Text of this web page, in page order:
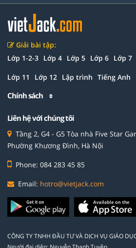
Giải bài tập:
Lớp 1-2-3 Lớp 4 Lớp 5 Lớp 6 Lớp 7
Lớp 11 Lớp 12 Lập trình Tiếng Anh
Chính sách
Liên hệ với chúng tôi
Tầng 2, G4 - G5 Tòa nhà Five Star
Phường Khương Đình, Hà Nội
Phone: 084 283 45 85
Email: hotro@vietjack.com
CÔNG TY TNHH ĐẦU TƯ VÀ DỊCH VỤ GIÁO